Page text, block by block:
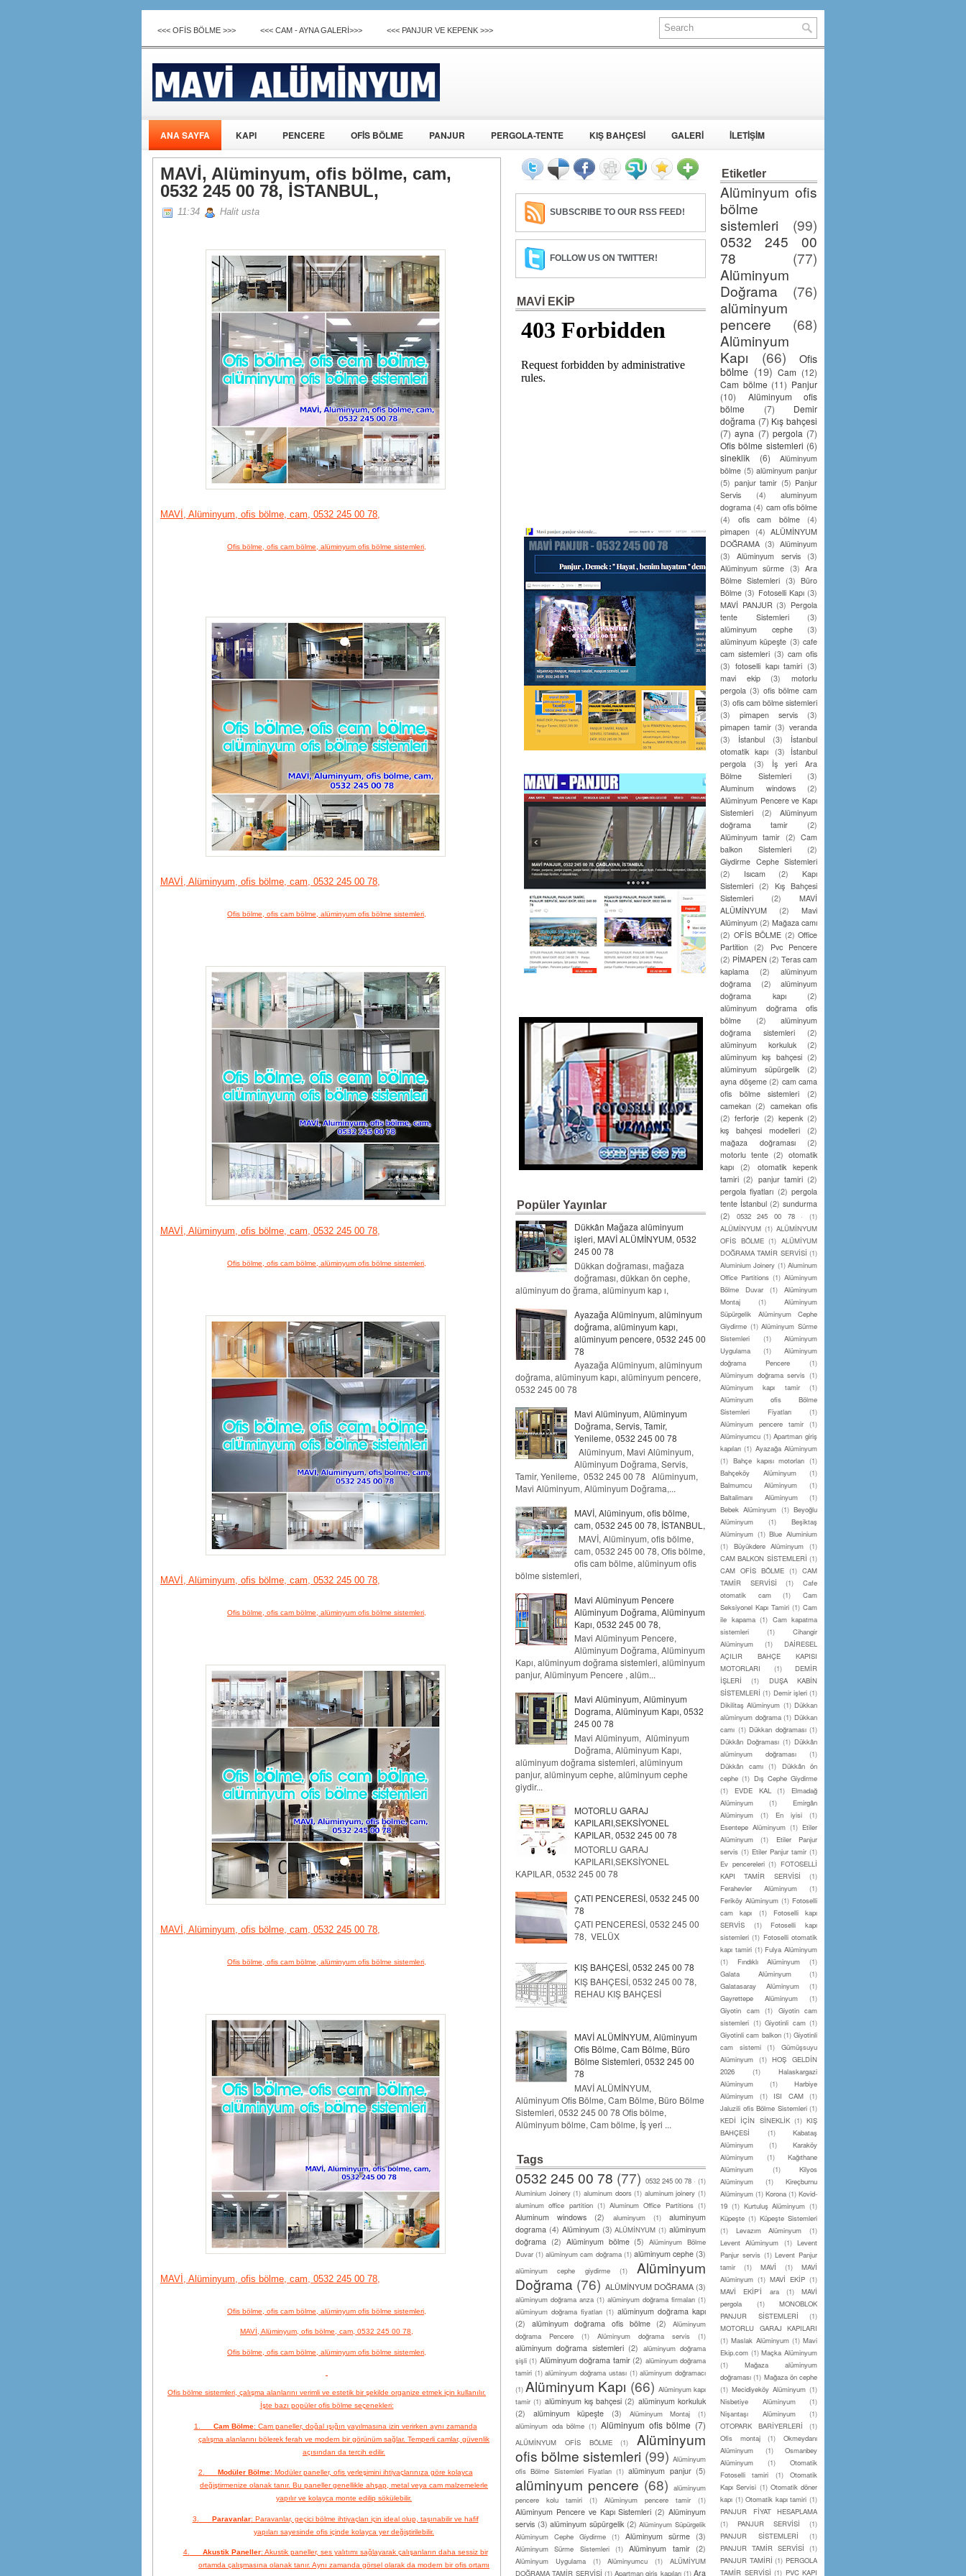
<<< OFİS BÖLME >>> <<< CAM - AYNA GALERİ>>> <<< PANJUR VE KEPENK >>>
ANA SAYFA KAPI PENCERE OFİS BÖLME PANJUR PERGOLA-TENTE KIŞ BAHÇESİ GALERİ İLETİŞİM
MAVİ, Alüminyum, ofis bölme, cam,
0532 245 00 78, İSTANBUL,
11:34 Halit usta
MAVİ, Alüminyum, ofis bölme, cam, 0532 245 00 78,
Ofis bölme, ofis cam bölme, alüminyum ofis bölme sistemleri,
MAVİ, Alüminyum, ofis bölme, cam, 0532 245 00 78,
Ofis bölme, ofis cam bölme, alüminyum ofis bölme sistemleri,
MAVİ, Alüminyum, ofis bölme, cam, 0532 245 00 78,
Ofis bölme, ofis cam bölme, alüminyum ofis bölme sistemleri,
MAVİ, Alüminyum, ofis bölme, cam, 0532 245 00 78,
Ofis bölme, ofis cam bölme, alüminyum ofis bölme sistemleri,
MAVİ, Alüminyum, ofis bölme, cam, 0532 245 00 78,
Ofis bölme, ofis cam bölme, alüminyum ofis bölme sistemleri,
MAVİ, Alüminyum, ofis bölme, cam, 0532 245 00 78,
Ofis bölme, ofis cam bölme, alüminyum ofis bölme sistemleri,
MAVİ, Alüminyum, ofis bölme, cam, 0532 245 00 78,
Ofis bölme, ofis cam bölme, alüminyum ofis bölme sistemleri,
Ofis bölme sistemleri, çalışma alanlarını verimli ve estetik bir şekilde organize etmek için kullanılır.
İşte bazı popüler ofis bölme seçenekleri:
1. Cam Bölme: Cam paneller, doğal ışığın yayılmasına izin verirken aynı zamanda
çalışma alanlarını bölerek ferah ve modern bir görünüm sağlar. Temperli camlar, güvenlik
açısından da tercih edilir.
2. Modüler Bölme: Modüler paneller, ofis yerleşimini ihtiyaçlarınıza göre kolayca
değiştirmenize olanak tanır. Bu paneller genellikle ahşap, metal veya cam malzemelerle
yapılır ve kolayca monte edilip sökülebilir.
3. Paravanlar: Paravanlar, geçici bölme ihtiyaçları için ideal olup, taşınabilir ve hafif
yapıları sayesinde ofis içinde kolayca yer değiştirilebilir.
4. Akustik Paneller: Akustik paneller, ses yalıtımı sağlayarak çalışanların daha sessiz bir
ortamda çalışmasına olanak tanır. Aynı zamanda görsel olarak da modern bir ofis ortamı
SUBSCRIBE TO OUR RSS FEED!
FOLLOW US ON TWITTER!
MAVİ EKİP
Popüler Yayınlar
Dükkân Mağaza alüminyum
işleri, MAVİ ALÜMİNYUM, 0532
245 00 78
Dükkan doğraması, mağaza
doğraması, dükkan ön cephe,
alüminyum do ğrama, alüminyum kap ı,
Ayazağa Alüminyum, alüminyum
doğrama, alüminyum kapı,
alüminyum pencere, 0532 245 00
78
Ayazağa Alüminyum, alüminyum
doğrama, alüminyum kapı, alüminyum pencere,
0532 245 00 78
Mavi Alüminyum, Alüminyum
Doğrama, Servis, Tamir,
Yenileme, 0532 245 00 78
Alüminyum, Mavi Alüminyum,
Alüminyum Doğrama, Servis,
Tamir, Yenileme, 0532 245 00 78 Alüminyum,
Mavi Alüminyum, Alüminyum Doğrama,...
MAVİ, Alüminyum, ofis bölme,
cam, 0532 245 00 78, İSTANBUL,
MAVİ, Alüminyum, ofis bölme,
cam, 0532 245 00 78, Ofis bölme,
ofis cam bölme, alüminyum ofis
bölme sistemleri,
Mavi Alüminyum Pencere
Alüminyum Doğrama, Alüminyum
Kapı, 0532 245 00 78,
Mavi Alüminyum Pencere,
Alüminyum Doğrama, Alüminyum
Kapı, alüminyum doğrama sistemleri, alüminyum
panjur, Alüminyum Pencere , alüm...
Mavi Alüminyum, Alüminyum
Dograma, Alüminyum Kapı, 0532
245 00 78
Mavi Alüminyum, Alüminyum
Doğrama, Alüminyum Kapı,
alüminyum doğrama sistemleri, alüminyum
panjur, alüminyum cephe, alüminyum cephe
giydir...
MOTORLU GARAJ
KAPILARI,SEKSİYONEL
KAPILAR, 0532 245 00 78
MOTORLU GARAJ
KAPILARI,SEKSİYONEL
KAPILAR, 0532 245 00 78
ÇATI PENCERESİ, 0532 245 00
78
ÇATI PENCERESİ, 0532 245 00
78, VELÜX
KIŞ BAHÇESİ, 0532 245 00 78
KIŞ BAHÇESİ, 0532 245 00 78,
REHAU KIŞ BAHÇESİ
MAVİ ALÜMİNYUM, Alüminyum
Ofis Bölme, Cam Bölme, Büro
Bölme Sistemleri, 0532 245 00
78
MAVİ ALÜMİNYUM,
Alüminyum Ofis Bölme, Cam Bölme, Büro Bölme
Sistemleri, 0532 245 00 78 Ofis bölme,
Alüminyum bölme, Cam bölme, İş yeri ...
Tags
0532 245 00 78 (77) 0532 245 00 78 · (1)
Aluminium Joinery (1) aluminum doors (1) aluminum joinery (1)
aluminum office partition (1) Aluminum Office Partitions (1)
Aluminum windows (2) aluminyum (1)
aluminyum
dograma (4) Alüminyum (3) ALÜMİNYUM (1) alüminyum
doğrama (2) Alüminyum bölme (5) Alüminyum Bölme
Duvar (1) alüminyum cam doğrama (1) alüminyum cephe (3)
alüminyum cephe giydirme (1)
Alüminyum
Doğrama (76) ALÜMİNYUM DOĞRAMA (3)
alüminyum doğrama arıza (1) alüminyum doğrama firmaları (1)
alüminyum doğrama fiyatları (1) alüminyum doğrama kapı
(2)
alüminyum doğrama ofis bölme (2)
Alüminyum
doğrama Pencere
(1) Alüminyum doğrama servis (1)
alüminyum doğrama sistemleri (2) alüminyum doğrama
şişli (1) Alüminyum doğrama tamir (2) alüminyum doğrama
tamiri (1) alüminyum doğrama ustası (1) alüminyum doğramacı
(1) Alüminyum Kapı (66) Alüminyum kapı
tamir (1) alüminyum kış bahçesi (2) alüminyum korkuluk
(2)
alüminyum küpeşte (3) Alüminyum Montaj
(1)
alüminyum oda bölme (1) Alüminyum ofis bölme (7)
ALÜMİNYUM OFİS BÖLME (1)
Alüminyum
ofis bölme sistemleri (99) Alüminyum
ofis Bölme Sistemleri Fiyatları (1) alüminyum panjur (5)
alüminyum pencere (68) alüminyum
pencere kolu tamiri
(1) Alüminyum pencere tamir (1)
Alüminyum Pencere ve Kapı Sistemleri (2) Alüminyum
servis (3) alüminyum süpürgelik (2) Alüminyum Süpürgelik
Alüminyum Cephe Giydirme (1) Alüminyum sürme (3)
Alüminyum Sürme Sistemleri (1) Alüminyum tamir (2)
Alüminyum Uygulama (1) Alüminyumcu (1)
ALÜMİYUM
DOĞRAMA TAMİR SERVİSİ (1) Apartman giriş kapıları (1) Ara
Etiketler
Alüminyum ofis
bölme
sistemleri
(99)
0532 245 00
78
(77)
Alüminyum
Doğrama
(76)
alüminyum
pencere
(68)
Alüminyum
Kapı
(66)
Ofis
bölme (19) Cam (12)
Cam bölme (11) Panjur
(10)
Alüminyum ofis
bölme
(7)
Demir
doğrama (7) Kış bahçesi
(7) ayna (7) pergola (7)
Ofis bölme sistemleri (6)
sineklik
(6)
Alüminyum
bölme (5) alüminyum panjur
(5) panjur tamir (5) Panjur
Servis
(4)
aluminyum
dograma (4) cam ofis bölme
(4)
ofis cam bölme
(4)
pimapen (4) ALÜMİNYUM
DOĞRAMA (3) Alüminyum
(3)
Alüminyum servis
(3)
Alüminyum sürme (3) Ara
Bölme Sistemleri (3) Büro
Bölme (3) Fotoselli Kapı (3)
MAVİ PANJUR (3) Pergola
tente Sistemleri
(3)
alüminyum cephe
(3)
alüminyum küpeşte (3) cafe
cam sistemleri (3) cam ofis
(3) fotoselli kapı tamiri (3)
mavi ekip
(3)
motorlu
pergola (3) ofis bölme cam
(3) ofis cam bölme sistemleri
(3)
pimapen servis
(3)
pimapen tamir (3) veranda
(3)
İstanbul (3)
İstanbul
otomatik kapı
(3)
İstanbul
pergola
(3)
İş yeri Ara
Bölme Sistemleri
(3)
Aluminum windows
(2)
Alüminyum Pencere ve Kapı
Sistemleri
(2)
Alüminyum
doğrama tamir
(2)
Alüminyum tamir (2) Cam
balkon Sistemleri
(2)
Giydirme Cephe Sistemleri
(2)
Isıcam (2)
Kapı
Sistemleri (2) Kış Bahçesi
Sistemleri
(2)
MAVİ
ALÜMİNYUM
(2)
Mavi
Alüminyum (2) Mağaza camı
(2) OFİS BÖLME (2) Office
Partition (2)
Pvc Pencere
(2) PİMAPEN (2) Teras cam
kaplama
(2)
alüminyum
doğrama
(2)
alüminyum
doğrama kapı
(2)
alüminyum doğrama ofis
bölme
(2)
alüminyum
doğrama sistemleri
(2)
alüminyum korkuluk
(2)
alüminyum kış bahçesi (2)
alüminyum süpürgelik
(2)
ayna döşeme (2) cam cama
ofis bölme sistemleri
(2)
camekan (2) camekan ofis
(2) ferforje (2) kepenk (2)
kış bahçesi modelleri
(2)
mağaza doğraması
(2)
motorlu tente (2) otomatik
kapı
(2)
otomatik kepenk
tamiri (2) panjur tamiri (2)
pergola fiyatları (2) pergola
tente İstanbul (2) sundurma
(2)
0532 245 00 78 ·
(1)
ALÜMİNYUM (1) ALÜMİNYUM
OFİS BÖLME (1) ALÜMİYUM
DOĞRAMA TAMİR SERVİSİ (1)
Aluminium Joinery (1) Aluminum
Office Partitions (1) Alüminyum
Bölme Duvar
(1)
Alüminyum
Montaj
(1)
Alüminyum
Süpürgelik Alüminyum Cephe
Giydirme (1) Alüminyum Sürme
Sistemleri
(1)
Alüminyum
Uygulama
(1)
Alüminyum
doğrama Pencere
(1)
Alüminyum doğrama servis (1)
Alüminyum kapı tamir
(1)
Alüminyum ofis Bölme
Sistemleri Fiyatları
(1)
Alüminyum pencere tamir (1)
Alüminyumcu (1) Apartman giriş
kapıları (1) Ayazağa Alüminyum
(1) Bahçe kapısı motorları (1)
Bahçeköy Alüminyum
(1)
Balmumcu Alüminyum
(1)
Baltalimanı Alüminyum
(1)
Bebek Alüminyum (1) Beyoğlu
Alüminyum
(1)
Beşiktaş
Alüminyum (1) Blue Aluminium
(1) Büyükdere Alüminyum (1)
CAM BALKON SİSTEMLERİ (1)
CAM OFİS BÖLME (1) CAM
TAMİR SERVİSİ
(1)
Cafe
otomatik cam
(1)
Cam
Seksiyonel Kapı Tamiri (1) Cam
ile kapama (1) Cam kapatma
sistemleri
(1)
Cihangir
Alüminyum
(1)
DAİRESEL
AÇILIR BAHÇE KAPISI
MOTORLARI
(1)
DEMİR
İŞLERİ
(1)
DUŞA KABİN
SİSTEMLERİ (1) Demir işleri (1)
Dikilitaş Alüminyum (1) Dükkan
alüminyum doğrama (1) Dükkan
camı (1) Dükkan doğraması (1)
Dükkân Doğraması (1) Dükkân
alüminyum doğraması
(1)
Dükkân camı (1) Dükkân ön
cephe (1) Dış Cephe Giydirme
(1)
EVDE KAL (1)
Elmadağ
Alüminyum
(1)
Emirgân
Alüminyum
(1) En iyisi
(1)
Esentepe Alüminyum (1) Etiler
Alüminyum
(1)
Etiler Panjur
servis (1) Etiler Panjur tamir (1)
Ev pencereleri (1) FOTOSELLİ
KAPI TAMİR SERVİSİ
(1)
Ferahevler Alüminyum
(1)
Feriköy Alüminyum (1) Fotoselli
cam kapı
(1)
Fotoselli kapı
SERVİS
(1)
Fotoselli kapı
sistemleri (1) Fotoselli otomatik
kapı tamiri (1) Fulya Alüminyum
(1)
Fındıklı Alüminyum
(1)
Galata Alüminyum
(1)
Galatasaray Alüminyum
(1)
Gayrettepe Alüminyum
(1)
Giyotin cam (1) Giyotin cam
sistemleri (1) Giyotinli cam (1)
Giyotinli cam balkon (1) Giyotinli
cam sistemi
(1)
Gümüşsuyu
Alüminyum (1) HOŞ GELDİN
2026
(1)
Halaskargazi
Alüminyum
(1)
Harbiye
Alüminyum
(1) ISI CAM
(1)
Jaluzili ofis Bölme Sistemleri (1)
KEDİ İÇİN SİNEKLİK (1) KIŞ
BAHÇESİ
(1)
Kabataş
Alüminyum
(1)
Karaköy
Alüminyum
(1)
Kağıthane
Alüminyum
(1)
Kilyos
Alüminyum
(1)
Kireçburnu
Alüminyum (1) Korona (1) Kovid-
19 (1) Kurtuluş Alüminyum (1)
Küpeşte (1) Küpeşte Sistemleri
(1)
Levazım Alüminyum
(1)
Levent Alüminyum (1) Levent
Panjur servis (1) Levent Panjur
tamir
(1) MAVİ (1)
MAVİ
Alüminyum (1) MAVİ EKİP (1)
MAVİ EKİP’İ ara
(1)
MAVİ
pergola
(1)
MONOBLOK
PANJUR SİSTEMLERİ
(1)
MOTORLU GARAJ KAPILARI
(1) Maslak Alüminyum (1) Mavi
Ekip.com (1) Maçka Alüminyum
(1)
Mağaza alüminyum
doğraması (1) Mağaza ön cephe
(1) Mecidiyeköy Alüminyum (1)
Nisbetiye Alüminyum
(1)
Nişantaşı Alüminyum
(1)
OTOPARK BARİYERLERİ
(1)
Ofis montaj
(1)
Okmeydanı
Alüminyum
(1)
Osmanbey
Alüminyum
(1)
Otomatik
Fotoselli tamiri
(1)
Otomatik
Kapı Servisi (1) Otomatik döner
kapı (1) Otomatik kapı tamiri (1)
PANJUR FİYAT HESAPLAMA
(1)
PANJUR SERVİSİ
(1)
PANJUR SİSTEMLERİ
(1)
PANJUR TAMİR SERVİSİ (1)
PANJUR TAMİRİ (1) PERGOLA
TAMİR SERVİSİ (1) PVC KAPI